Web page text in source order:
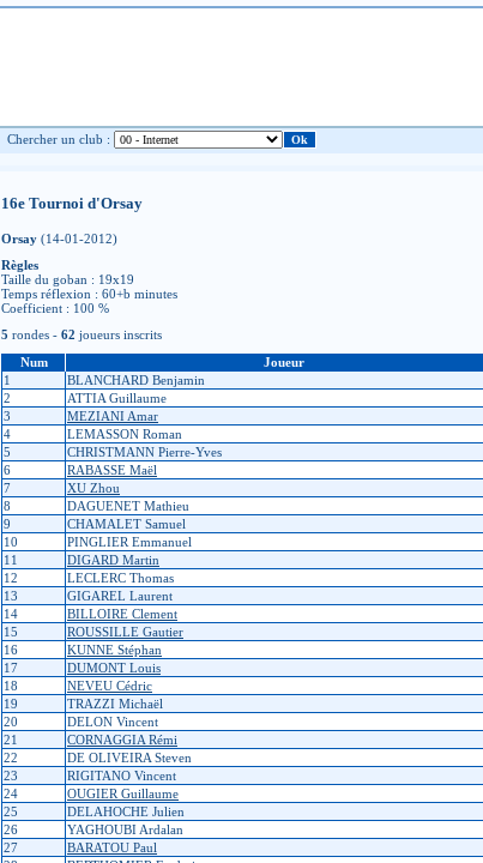
Chercher un club :
16e Tournoi d'Orsay
Orsay (14-01-2012)
Règles
Taille du goban : 19x19
Temps réflexion : 60+b minutes
Coefficient : 100 %
5 rondes - 62 joueurs inscrits
Num
Joueur
1
BLANCHARD Benjamin
2
ATTIA Guillaume
3
MEZIANI Amar
4
LEMASSON Roman
5
CHRISTMANN Pierre-Yves
6
RABASSE Maël
7
XU Zhou
8
DAGUENET Mathieu
9
CHAMALET Samuel
10
PINGLIER Emmanuel
11
DIGARD Martin
12
LECLERC Thomas
13
GIGAREL Laurent
14
BILLOIRE Clement
15
ROUSSILLE Gautier
16
KUNNE Stéphan
17
DUMONT Louis
18
NEVEU Cédric
19
TRAZZI Michaël
20
DELON Vincent
21
CORNAGGIA Rémi
22
DE OLIVEIRA Steven
23
RIGITANO Vincent
24
OUGIER Guillaume
25
DELAHOCHE Julien
26
YAGHOUBI Ardalan
27
BARATOU Paul